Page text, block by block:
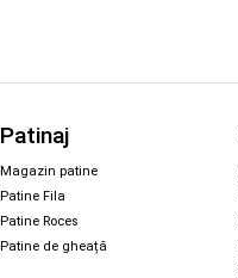
Patinaj
Magazin patine
Patine Fila
Patine Roces
Patine de gheață